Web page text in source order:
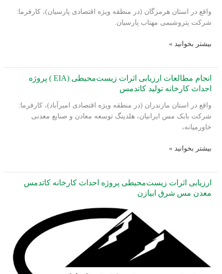
گازی
8/49
واقع در استان هرمزگان (در منطقه ویژه اقتصادی پارسیان)، کارفرما:
شرکت پتروشیمی مهتاب پارسیان.
انجام
اثرات
زیست‌محیطی
احداث
پتروشیمی
مهتاب
بیشتر بخوانید »
انجام مطالعات ارزیابی اثرات زیست‌محیطی (EIA ) پروژه
احداث کارخانه تولید کاتدمس
واقع در استان مازندران (در منطقه ویژه اقتصادی امیرآباد)، کارفرما:
شرکت بابک مس ایرانیان، هلدینگ توسعه معادن و صنایع معدنی
خاورمیانه،
انجام
اثرات
زیست‌محیطی
تولید
کاتدمس
بیشتر بخوانید »
ارزیابی اثرات زیست‌محیطی پروژه احداث کارخانه کاتدمس
معدن مس شرق ابیازن